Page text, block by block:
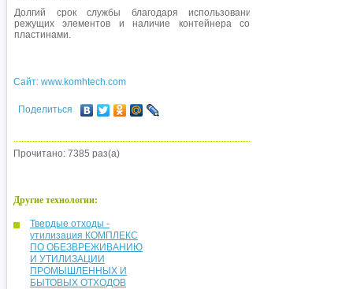
Долгий срок службы благодаря использованию износоустойчивых
режущих элементов и наличие контейнера со сменными нижними
пластинами.
Сайт: www.komhtech.com
Поделиться
Прочитано: 7385 раз(а)
Другие технологии:
Твердые отходы -
утилизация КОМПЛЕКС
ПО ОБЕЗВРЕЖИВАНИЮ
И УТИЛИЗАЦИИ
ПРОМЫШЛЕННЫХ И
БЫТОВЫХ ОТХОДОВ